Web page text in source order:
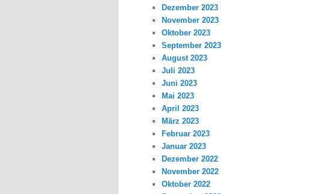
Dezember 2023
November 2023
Oktober 2023
September 2023
August 2023
Juli 2023
Juni 2023
Mai 2023
April 2023
März 2023
Februar 2023
Januar 2023
Dezember 2022
November 2022
Oktober 2022